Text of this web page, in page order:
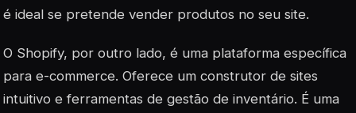
é ideal se pretende vender produtos no seu site.
O Shopify, por outro lado, é uma plataforma específica
para e-commerce. Oferece um construtor de sites
intuitivo e ferramentas de gestão de inventário. É uma